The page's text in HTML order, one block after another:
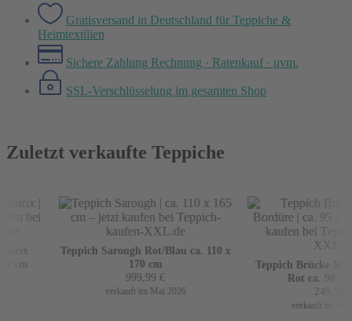
Gratisversand in Deutschland für Teppiche &
Heimtextilien
Sichere Zahlung Rechnung · Ratenkauf · uvm.
SSL-Verschlüsselung im gesamten Shop
Zuletzt verkaufte Teppiche
Teppich Sarough Rot/Blau ca. 110 x
170 cm
999,99€
verkauft im Mai 2026
Teppich Brücke Mir
Rot ca. 90 x
249,99
verkauft im April